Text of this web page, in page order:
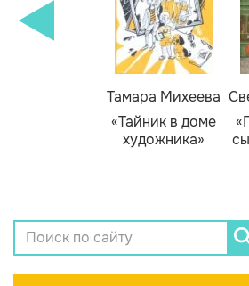
Тамара Михеева
«Тайник в доме
художника»